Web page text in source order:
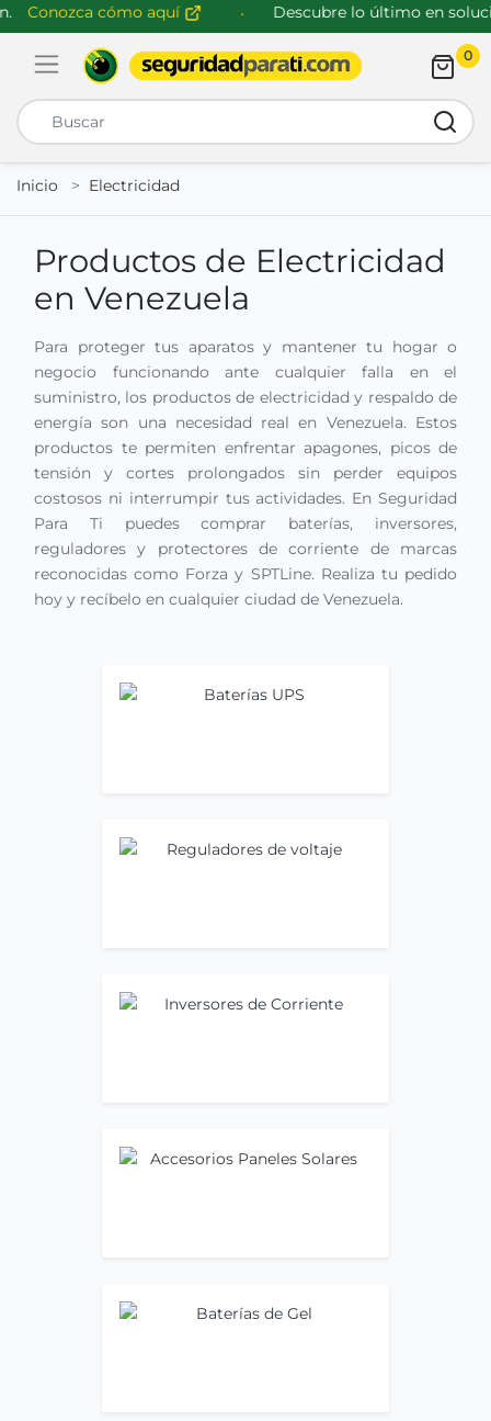
Conozca cómo aquí Descubre lo último en
Abrir menú de navegación
0
Inicio
Electricidad
Productos de Electricidad
en Venezuela
Para proteger tus aparatos y mantener tu hogar o
negocio funcionando ante cualquier falla en el
suministro, los productos de electricidad y respaldo de
energía son una necesidad real en Venezuela. Estos
productos te permiten enfrentar apagones, picos de
tensión y cortes prolongados sin perder equipos
costosos ni interrumpir tus actividades. En Seguridad
Para Ti puedes comprar baterías, inversores,
reguladores y protectores de corriente de marcas
reconocidas como Forza y SPTLine. Realiza tu pedido
hoy y recíbelo en cualquier ciudad de Venezuela.